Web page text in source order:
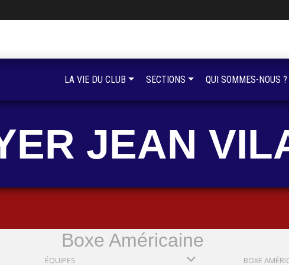
JEAN
Boxe Américaine
ÉQUIPES BOXE
LA VIE DU CLUB SECTIONS QUI SOMMES-NOUS ?